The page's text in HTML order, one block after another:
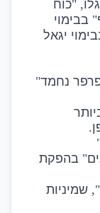
, "כוח
" בבימוי
יגאל
נחמד"
.
" בהפקת
שמיניות